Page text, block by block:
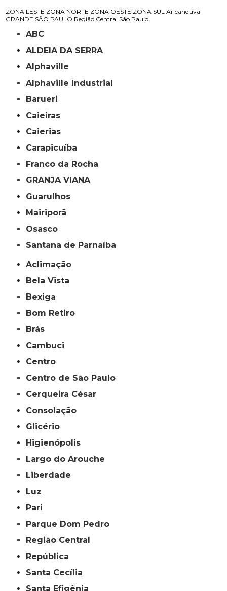
ZONA LESTE ZONA NORTE ZONA OESTE ZONA SUL Aricanduva
GRANDE SÃO PAULO Região Central São Paulo
ABC
ALDEIA DA SERRA
Alphaville
Alphaville Industrial
Barueri
Caieiras
Caierias
Carapicuíba
Franco da Rocha
GRANJA VIANA
Guarulhos
Mairiporã
Osasco
Santana de Parnaíba
Aclimação
Bela Vista
Bexiga
Bom Retiro
Brás
Cambuci
Centro
Centro de São Paulo
Cerqueira César
Consolação
Glicério
Higienópolis
Largo do Arouche
Liberdade
Luz
Pari
Parque Dom Pedro
Região Central
República
Santa Cecília
Santa Efigênia